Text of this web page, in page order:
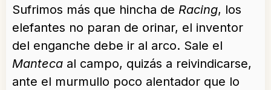
Sufrimos más que hincha de Racing, los
elefantes no paran de orinar, el inventor
del enganche debe ir al arco. Sale el
Manteca al campo, quizás a reivindicarse,
ante el murmullo poco alentador que lo